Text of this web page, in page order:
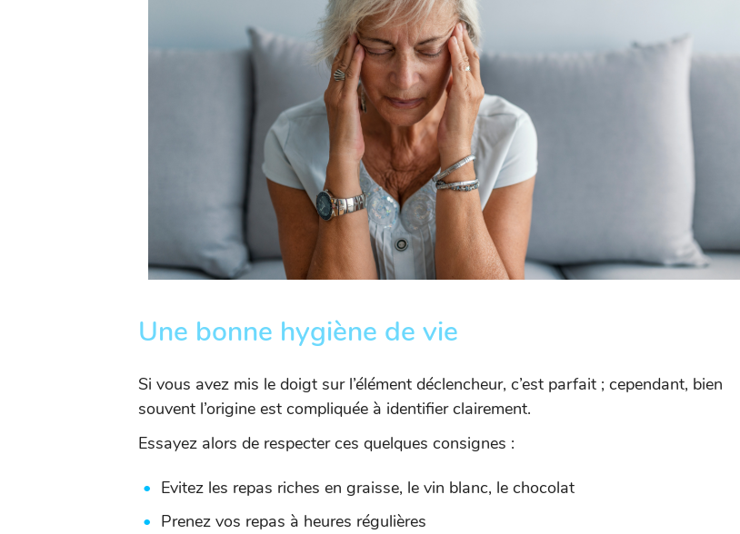
Une bonne hygiène de vie
Si vous avez mis le doigt sur l’élément déclencheur, c’est parfait ; cependant, bien
souvent l’origine est compliquée à identifier clairement.
Essayez alors de respecter ces quelques consignes :
Evitez les repas riches en graisse, le vin blanc, le chocolat
Prenez vos repas à heures régulières